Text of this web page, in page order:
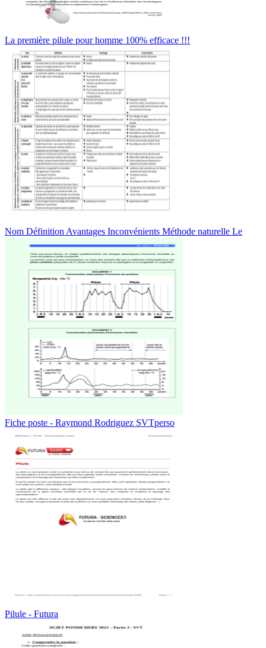
La première pilule pour homme 100% efficace !!!
Nom Définition Avantages Inconvénients Méthode naturelle Le
Fiche poste - Raymond Rodriguez SVTperso
Pilule - Futura